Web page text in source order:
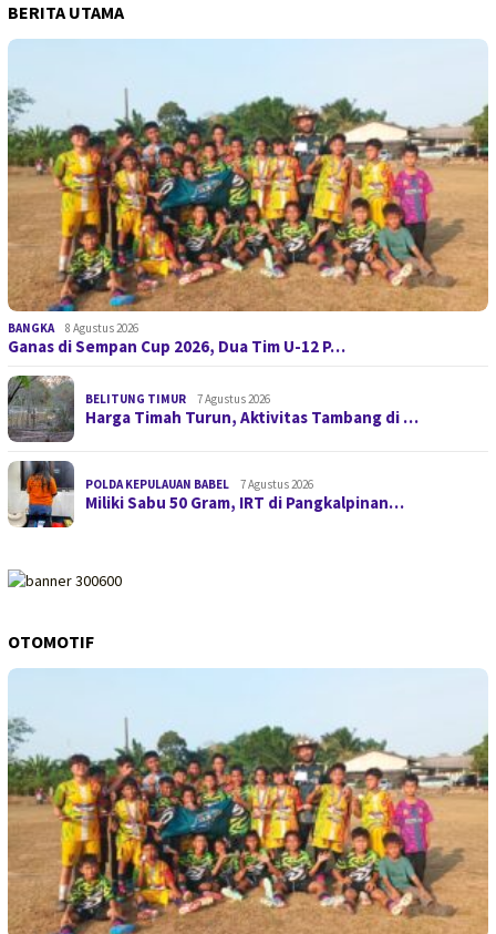
BERITA UTAMA
BANGKA 8 Agustus 2026
Ganas di Sempan Cup 2026, Dua Tim U-12 P…
BELITUNG TIMUR 7 Agustus 2026
Harga Timah Turun, Aktivitas Tambang di …
POLDA KEPULAUAN BABEL 7 Agustus 2026
Miliki Sabu 50 Gram, IRT di Pangkalpinan…
OTOMOTIF